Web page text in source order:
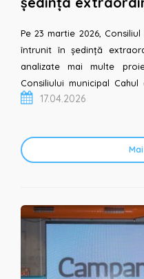
martie
Pe 23 martie 2026,
întrunit în ședință
analizate mai multe
Consiliului municipal Cahul din
aparte a fost pus pe
17.04.2026